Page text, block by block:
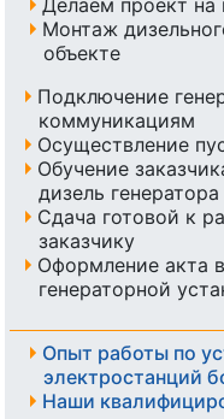
Монтаж
объекте
Подключение
коммуникациям
Осуществление
Обучение
дизель генератора
Сдача готовой к
заказчику
Оформление акта
генераторной
Опыт работы по
электростанций
Наши